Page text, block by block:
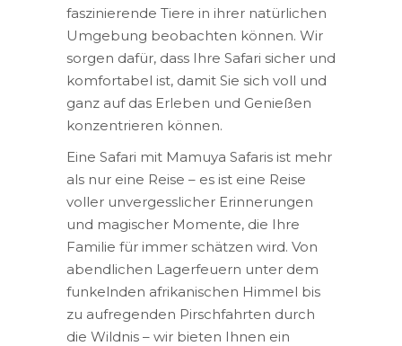
faszinierende Tiere in ihrer natürlichen
Umgebung beobachten können. Wir
sorgen dafür, dass Ihre Safari sicher und
komfortabel ist, damit Sie sich voll und
ganz auf das Erleben und Genießen
konzentrieren können.
Eine Safari mit Mamuya Safaris ist mehr
als nur eine Reise – es ist eine Reise
voller unvergesslicher Erinnerungen
und magischer Momente, die Ihre
Familie für immer schätzen wird. Von
abendlichen Lagerfeuern unter dem
funkelnden afrikanischen Himmel bis
zu aufregenden Pirschfahrten durch
die Wildnis – wir bieten Ihnen ein